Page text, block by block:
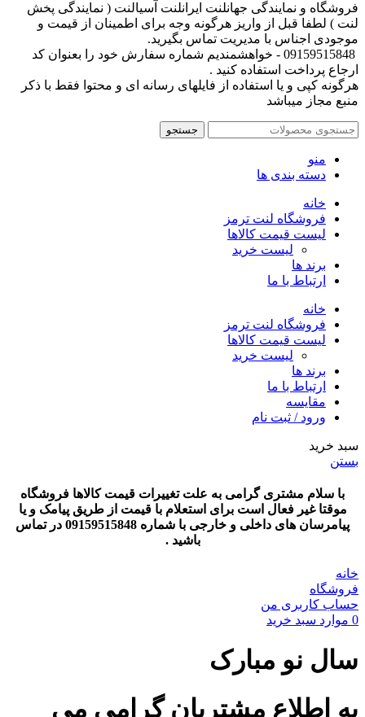
فروشگاه و نمایندگی جهانلنت ایرانلنت آسیالنت ( نمایندگی پخش
لنت ) لطفا قبل از واریز هرگونه وجه برای اطمینان از قیمت و
موجودی اجناس با مدیریت تماس بگیرید.
09159515848 - خواهشمندیم شماره سفارش خود را بعنوان کد
ارجاع پرداخت استفاده کنید .
هرگونه کپی و یا استفاده از فایلهای رسانه ای و محتوا فقط با ذکر
منبع مجاز میباشد
جستجو
منو
دسته بندی ها
خانه
فروشگاه لنت ترمز
لیست قیمت کالاها
لیست خرید
برند ها
ارتباط با ما
خانه
فروشگاه لنت ترمز
لیست قیمت کالاها
لیست خرید
برند ها
ارتباط با ما
مقایسه
ورود / ثبت نام
سبد خرید
بستن
با سلام مشتری گرامی به علت تغییرات قیمت کالاها فروشگاه
موقتا غیر فعال است برای استعلام با قیمت از طریق پیامک و یا
پیامرسان های داخلی و خارجی با شماره 09159515848 در تماس
باشید .
خانه
فروشگاه
حساب کاربری من
0 موارد سبد خرید
سال نو مبارک
به اطلاع مشتریان گرامی می